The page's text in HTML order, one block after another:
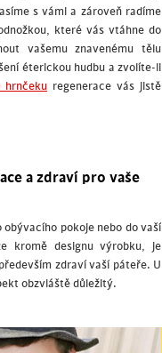
s vámi a zároveň radíme
které vás vtáhne do
vašemu znavenému tělu
éterickou hudbu a zvolíte-li
hrnčeku regenerace vás jistě
a zdraví pro vaše
obývacího pokoje nebo do vaší
kromě designu výrobku, je
zdraví vaší páteře. U
obzvláště důležitý.